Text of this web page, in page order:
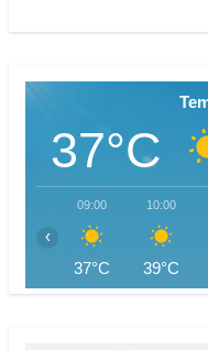
37°C
09:00
37°C
10:00
39°C
‹